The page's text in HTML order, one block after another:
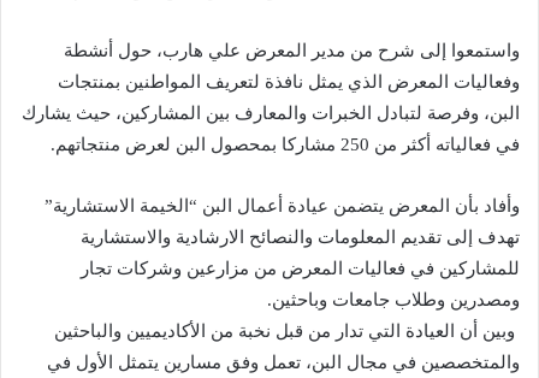
واستمعوا إلى شرح من مدير المعرض علي هارب، حول أنشطة
وفعاليات المعرض الذي يمثل نافذة لتعريف المواطنين بمنتجات
البن، وفرصة لتبادل الخبرات والمعارف بين المشاركين، حيث يشارك
في فعالياته أكثر من 250 مشاركا بمحصول البن لعرض منتجاتهم.
وأفاد بأن المعرض يتضمن عيادة أعمال البن “الخيمة الاستشارية”
تهدف إلى تقديم المعلومات والنصائح الارشادية والاستشارية
للمشاركين في فعاليات المعرض من مزارعين وشركات تجار
ومصدرين وطلاب جامعات وباحثين.
وبين أن العيادة التي تدار من قبل نخبة من الأكاديميين والباحثين
والمتخصصين في مجال البن، تعمل وفق مسارين يتمثل الأول في